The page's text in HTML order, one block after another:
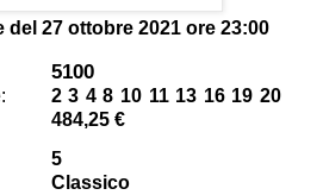
del 27 ottobre 2021 ore 23:00
5100
2 3 4 8 10 11 13 16 19 20
484,25 €
5
Classico